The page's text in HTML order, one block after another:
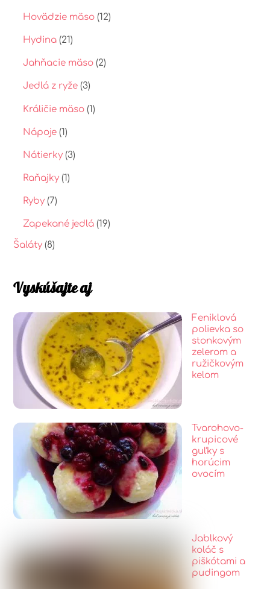
Hovädzie mäso(12)
Hydina(21)
Jahňacie mäso(2)
Jedlá z ryže(3)
Králičie mäso(1)
Nápoje(1)
Nátierky(3)
Raňajky(1)
Ryby(7)
Zapekané jedlá(19)
Šaláty (8)
Vyskúšajte aj
Feniklová
polievka so
stonkovým
zelerom a
ružičkovým
kelom
Tvarohovo-
krupicové
guľky s
horúcim
ovocím
Jablkový
koláč s
piškótami a
pudingom